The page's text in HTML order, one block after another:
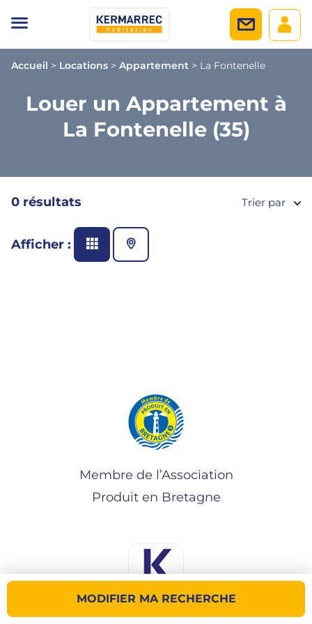
Accueil > Locations > Appartement > La Fontenelle
Louer un Appartement à
La Fontenelle (35)
MODIFIER MA RECHERCHE
0 résultats Trier par
Afficher :
Membre de l’Association
Produit en Bretagne